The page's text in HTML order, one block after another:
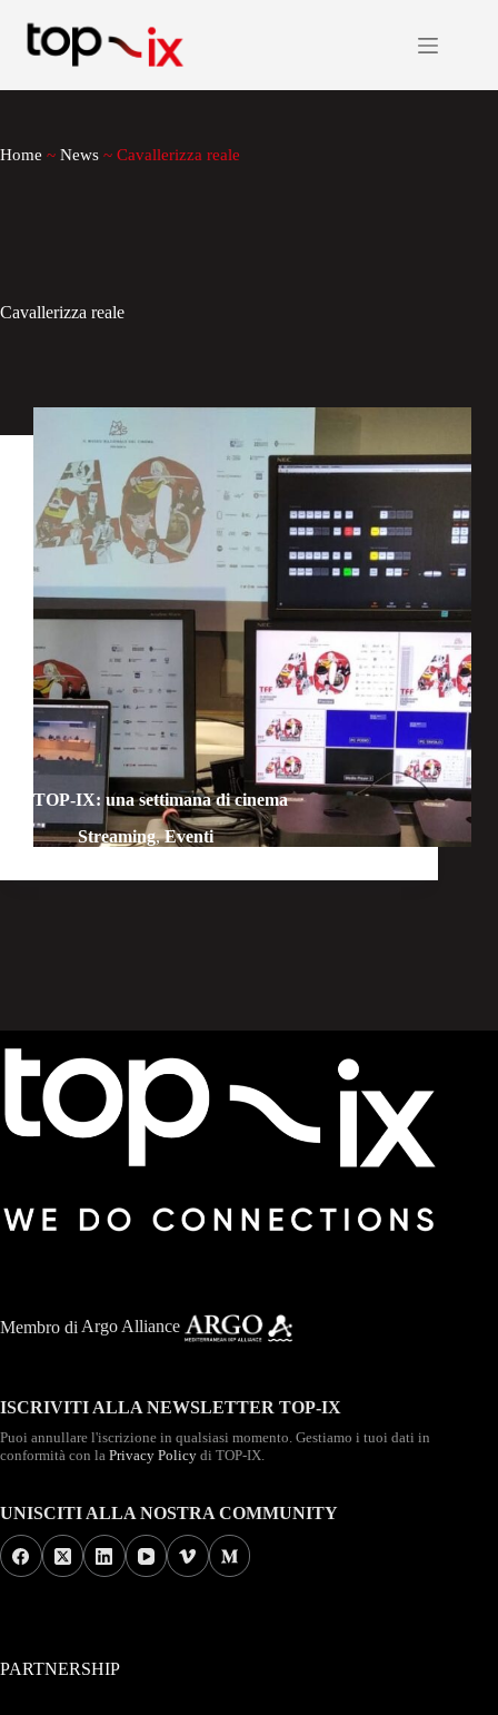
contenuto
Home ~ News ~ Cavallerizza reale
Cavallerizza reale
TOP-IX: una settimana di cinema
Streaming,Eventi
Membro di Argo Alliance
ISCRIVITI ALLA NEWSLETTER TOP-IX
Puoi annullare l'iscrizione in qualsiasi momento. Gestiamo i tuoi dati in
conformità con la Privacy Policy di TOP-IX.
UNISCITI ALLA NOSTRA COMMUNITY
PARTNERSHIP